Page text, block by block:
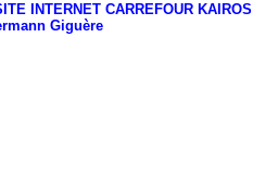
INTERNET CARREFOUR KAIROS
Giguère